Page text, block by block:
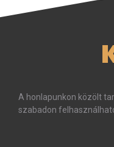
A honlapunkon közölt
szabadon